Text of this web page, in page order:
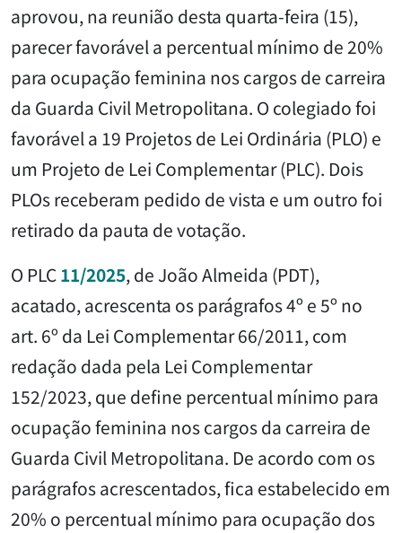
aprovou, na reunião desta quarta-feira (15),
parecer favorável a percentual mínimo de 20%
para ocupação feminina nos cargos de carreira
da Guarda Civil Metropolitana. O colegiado foi
favorável a 19 Projetos de Lei Ordinária (PLO) e
um Projeto de Lei Complementar (PLC). Dois
PLOs receberam pedido de vista e um outro foi
retirado da pauta de votação.
O PLC11/2025, de João Almeida (PDT),
acatado, acrescenta os parágrafos 4º e 5º no
art. 6º da Lei Complementar 66/2011, com
redação dada pela Lei Complementar
152/2023, que define percentual mínimo para
ocupação feminina nos cargos da carreira de
Guarda Civil Metropolitana. De acordo com os
parágrafos acrescentados, fica estabelecido em
20% o percentual mínimo para ocupação dos